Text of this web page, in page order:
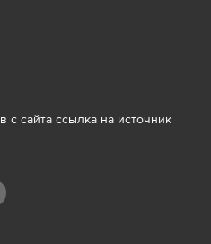
с сайта ссылка на источник